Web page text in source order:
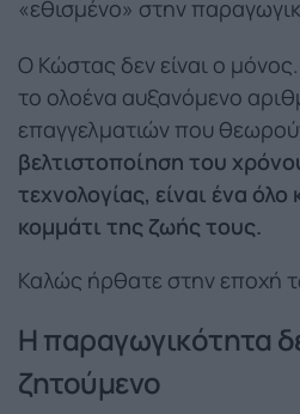
«εθισμένο» στην
Ο Κώστας δεν είναι ο
το ολοένα αυξανόμενο
επαγγελματιών που
βελτιστοποίηση του
τεχνολογίας, είναι ένα όλο
κομμάτι της ζωής τους.
Καλώς ήρθατε στην εποχή
Η παραγωγικότητα
ζητούμενο